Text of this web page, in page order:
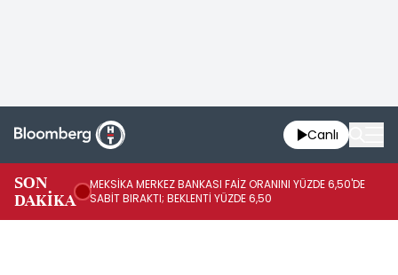
Canlı
SON
DAKİKA
MEKSİKA MERKEZ BANKASI FAİZ ORANINI YÜZDE 6,50'DE
SABİT BIRAKTI; BEKLENTİ YÜZDE 6,50